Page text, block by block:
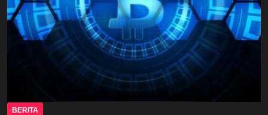
BERITA